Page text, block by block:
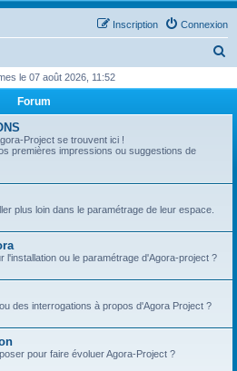
Connexion
Inscription
h
c
le 07 août 2026, 11:52
Forum
Project se trouvent ici !
premières impressions ou suggestions de
plus loin dans le paramétrage de leur espace.
l'installation ou le paramétrage d'Agora-project ?
des interrogations à propos d'Agora Project ?
pour faire évoluer Agora-Project ?